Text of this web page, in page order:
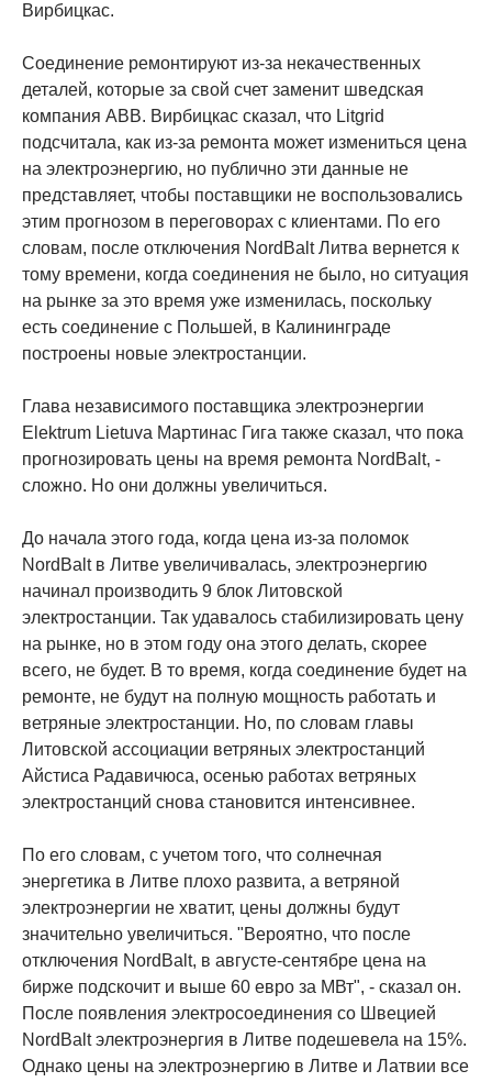
Вирбицкас.
Соединение ремонтируют из-за некачественных
деталей, которые за свой счет заменит шведская
компания ABB. Вирбицкас сказал, что Litgrid
подсчитала, как из-за ремонта может измениться цена
на электроэнергию, но публично эти данные не
представляет, чтобы поставщики не воспользовались
этим прогнозом в переговорах с клиентами. По его
словам, после отключения NordBalt Литва вернется к
тому времени, когда соединения не было, но ситуация
на рынке за это время уже изменилась, поскольку
есть соединение с Польшей, в Калининграде
построены новые электростанции.
Глава независимого поставщика электроэнергии
Elektrum Lietuvа Мартинас Гига также сказал, что пока
прогнозировать цены на время ремонта NordBalt, -
сложно. Но они должны увеличиться.
До начала этого года, когда цена из-за поломок
NordBalt в Литве увеличивалась, электроэнергию
начинал производить 9 блок Литовской
электростанции. Так удавалось стабилизировать цену
на рынке, но в этом году она этого делать, скорее
всего, не будет. В то время, когда соединение будет на
ремонте, не будут на полную мощность работать и
ветряные электростанции. Но, по словам главы
Литовской ассоциации ветряных электростанций
Айстиса Радавичюса, осенью работах ветряных
электростанций снова становится интенсивнее.
По его словам, с учетом того, что солнечная
энергетика в Литве плохо развита, а ветряной
электроэнергии не хватит, цены должны будут
значительно увеличиться. "Вероятно, что после
отключения NordBalt, в августе-сентябре цена на
бирже подскочит и выше 60 евро за МВт", - сказал он.
После появления электросоединения со Швецией
NordBalt электроэнергия в Литве подешевела на 15%.
Однако цены на электроэнергию в Литве и Латвии все